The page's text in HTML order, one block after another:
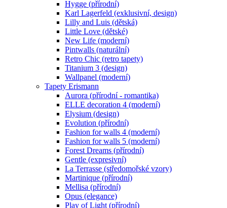
Hygge (přírodní)
Karl Lagerfeld (exklusivní, design)
Lilly and Luis (dětská)
Little Love (dětské)
New Life (moderní)
Pintwalls (naturální)
Retro Chic (retro tapety)
Titanium 3 (design)
Wallpanel (moderní)
Tapety Erismann
Aurora (přírodní - romantika)
ELLE decoration 4 (moderní)
Elysium (design)
Evolution (přírodní)
Fashion for walls 4 (moderní)
Fashion for walls 5 (moderní)
Forest Dreams (přírodní)
Gentle (expresivní)
La Terrasse (středomořské vzory)
Martinique (přírodní)
Mellisa (přírodní)
Opus (elegance)
Play of Light (přírodní)